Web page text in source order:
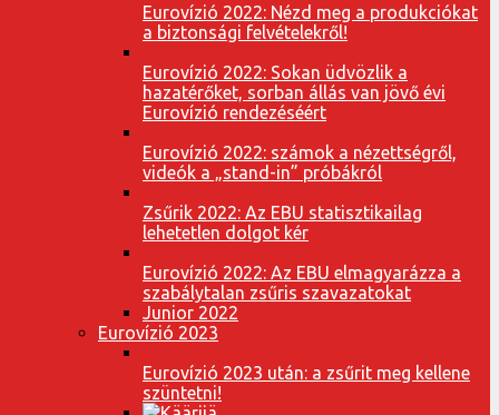
Eurovízió 2022: Nézd meg a produkciókat
a biztonsági felvételekről!
Eurovízió 2022: Sokan üdvözlik a
hazatérőket, sorban állás van jövő évi
Eurovízió rendezéséért
Eurovízió 2022: számok a nézettségről,
videók a „stand-in” próbákról
Zsűrik 2022: Az EBU statisztikailag
lehetetlen dolgot kér
Eurovízió 2022: Az EBU elmagyarázza a
szabálytalan zsűris szavazatokat
Junior 2022
Eurovízió 2023
Eurovízió 2023 után: a zsűrit meg kellene
szüntetni!